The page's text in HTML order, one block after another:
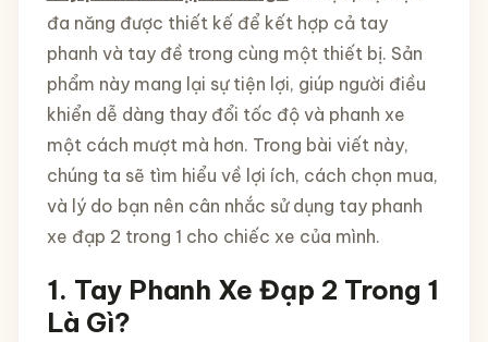
đa năng được thiết kế để kết hợp cả tay
phanh và tay đề trong cùng một thiết bị. Sản
phẩm này mang lại sự tiện lợi, giúp người điều
khiển dễ dàng thay đổi tốc độ và phanh xe
một cách mượt mà hơn. Trong bài viết này,
chúng ta sẽ tìm hiểu về lợi ích, cách chọn mua,
và lý do bạn nên cân nhắc sử dụng tay phanh
xe đạp 2 trong 1 cho chiếc xe của mình.
1. Tay Phanh Xe Đạp 2 Trong 1
Là Gì?